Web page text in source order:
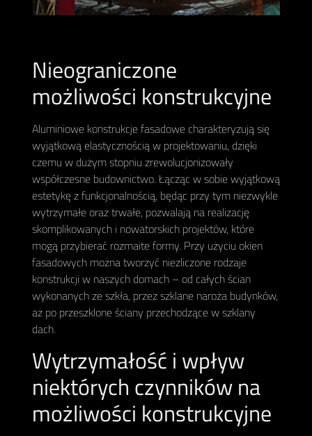
Nieograniczone
możliwości konstrukcyjne
Aluminiowe konstrukcje fasadowe charakteryzują się
wyjątkową elastycznością w projektowaniu, dzięki
czemu w dużym stopniu zrewolucjonizowały
współczesne budownictwo. Łącząc w sobie wyjątkową
estetykę z funkcjonalnością, będąc przy tym niezwykle
wytrzymałe oraz trwałe, pozwalają na realizację
skomplikowanych i nowatorskich projektów, które
mogą przybierać rozmaite formy. Przy użyciu okien
fasadowych można tworzyć niezliczone rodzaje
konstrukcji w naszych domach – od całych ścian
wykonanych ze szkła, przez szklane naroża budynków,
aż po przeszklone ściany przechodzące w szklany
dach.
Wytrzymałość i wpływ
niektórych czynników na
możliwości konstrukcyjne